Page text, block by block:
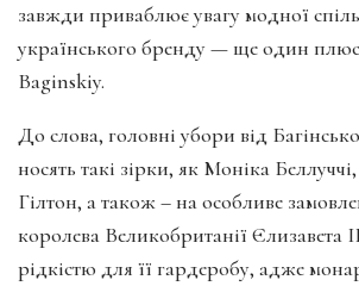
завжди приваблює увагу модної
українського бренду — ще один
Baginskiy.
До слова, головні убори від
носять такі зірки, як Моніка
Гілтон, а також – на особливе
королева Великобританії
рідкістю для її гардеробу, адже